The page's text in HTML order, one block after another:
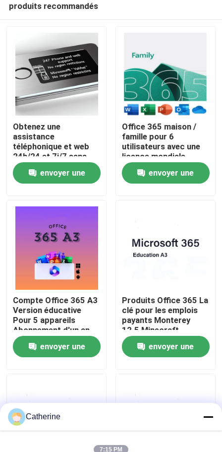
À la maison
À propos de nous
Contrôle de la qualité
Nous contacter
Nouvelles
Office 2024 clé acheter
plus professionnel du bureau 2021
produits recommandés
Obtenez une
assistance
téléphonique et web
24h/24 et 7j/7 sans
restriction de région
pour le produit
envoyer une
Office 365 maison /
famille pour 6
utilisateurs avec une
licence mondiale
d'abonnement de 12
mois
envoyer une
Compte Office 365 A3
Version éducative
Pour 5 appareils
Abonnement d'un an
envoyer une
Produits Office 365 La
clé pour les emplois
payants Monterey
12.5 Minecraft
Education Edition
envoyer une
Catherine
7:15 PM